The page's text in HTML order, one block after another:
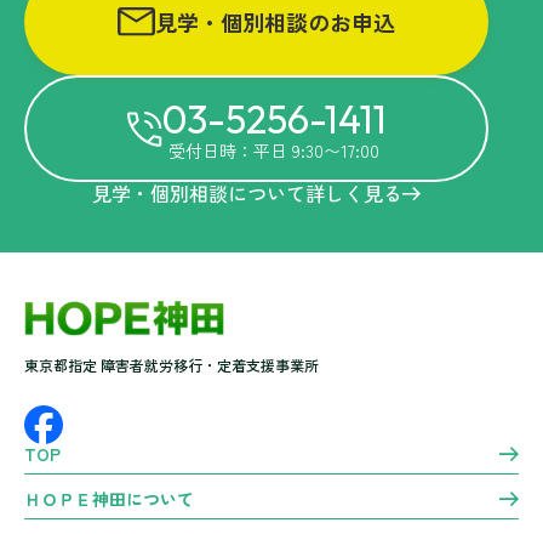
見学・個別相談のお申込
03-5256-1411
受付日時：平日 9:30〜17:00
見学・個別相談について詳しく見る
東京都指定 障害者就労移行・定着支援事業所
TOP
ＨＯＰＥ神田について